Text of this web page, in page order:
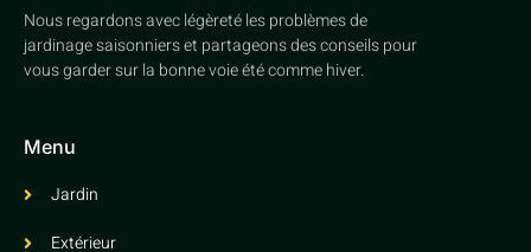
Nous regardons avec légèreté les problèmes de
jardinage saisonniers et partageons des conseils pour
vous garder sur la bonne voie été comme hiver.
Menu
Jardin
Extérieur